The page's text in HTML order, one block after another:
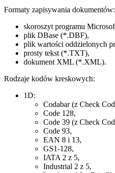
Formaty zapisywania dokumentów:
skoroszyt programu
plik DBase (*.DBF),
plik wartości oddzielonych
prosty tekst (*.TXT),
dokument XML (*.XML).
Rodzaje kodów kreskowych:
1D:
Codabar (z Check
Code 128,
Code 39 (z Check
Code 93,
EAN 8 i 13,
GS1-128,
IATA 2 z 5,
Industrial 2 z 5,